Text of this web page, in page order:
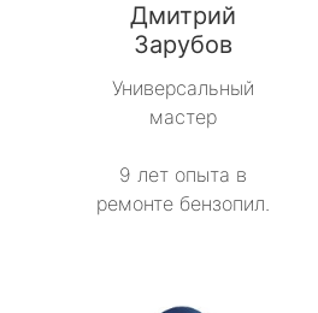
Дмитрий
Зарубов
Универсальный
мастер
9 лет опыта в
ремонте бензопил.